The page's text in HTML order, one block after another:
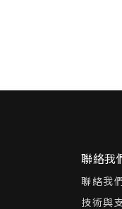
聯絡我
聯絡我們
技術與